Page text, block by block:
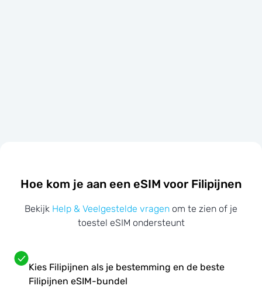
Hoe kom je aan een eSIM voor Filipijnen
Bekijk Help & Veelgestelde vragen om te zien of je
toestel eSIM ondersteunt
Kies Filipijnen als je bestemming en de beste
Filipijnen eSIM-bundel